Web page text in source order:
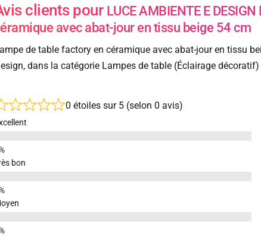
clients pour LUCE AMBIENTE E
avec abat-jour en tissu beige 54 cm
de table factory en céramique avec abat-jour en tissu
dans la catégorie Lampes de table (Éclairage décoratif)
0 étoiles sur 5 (selon 0 avis)
bon